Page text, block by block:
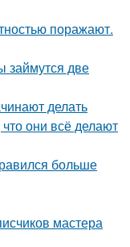
поражают.
займутся две
делать
они всё делают
больше
мастера